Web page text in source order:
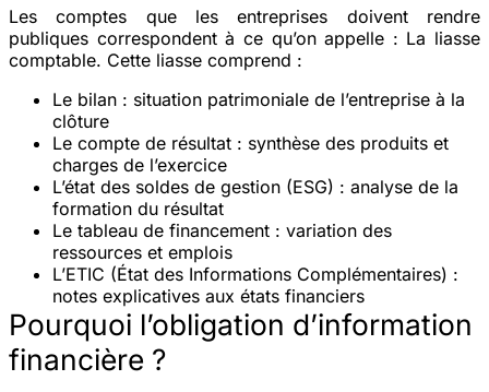
Les comptes que les entreprises doivent rendre
publiques correspondent à ce qu’on appelle : La liasse
comptable. Cette liasse comprend :
Le bilan : situation patrimoniale de l’entreprise à la
clôture
Le compte de résultat : synthèse des produits et
charges de l’exercice
L’état des soldes de gestion (ESG) : analyse de la
formation du résultat
Le tableau de financement : variation des
ressources et emplois
L’ETIC (État des Informations Complémentaires) :
notes explicatives aux états financiers
Pourquoi l’obligation d’information
financière ?